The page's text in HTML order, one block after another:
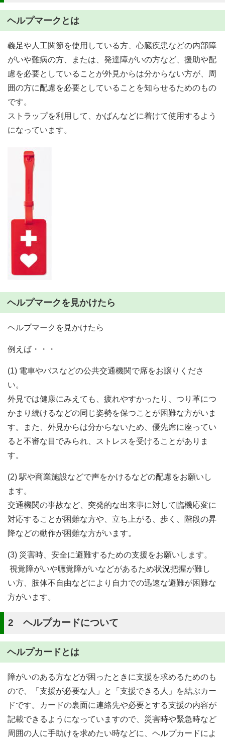
ヘルプマークとは
義足や人工関節を使用している方、心臓疾患などの内部障
がいや難病の方、または、発達障がいの方など、援助や配
慮を必要としていることが外見からは分からない方が、周
囲の方に配慮を必要としていることを知らせるためのもの
です。
ストラップを利用して、かばんなどに着けて使用するよう
になっています。
ヘルプマークを見かけたら
ヘルプマークを見かけたら
例えば・・・
(1) 電車やバスなどの公共交通機関で席をお譲りくださ
い。
外見では健康にみえても、疲れやすかったり、つり革につ
かまり続けるなどの同じ姿勢を保つことが困難な方がいま
す。また、外見からは分からないため、優先席に座ってい
ると不審な目でみられ、ストレスを受けることがありま
す。
(2) 駅や商業施設などで声をかけるなどの配慮をお願いし
ます。
交通機関の事故など、突発的な出来事に対して臨機応変に
対応することが困難な方や、立ち上がる、歩く、階段の昇
降などの動作が困難な方がいます。
(3) 災害時、安全に避難するための支援をお願いします。
視覚障がいや聴覚障がいなどがあるため状況把握が難し
い方、肢体不自由などにより自力での迅速な避難が困難な
方がいます。
2 ヘルプカードについて
ヘルプカードとは
障がいのある方などが困ったときに支援を求めるためのも
ので、「支援が必要な人」と「支援できる人」を結ぶカー
ドです。カードの裏面に連絡先や必要とする支援の内容が
記載できるようになっていますので、災害時や緊急時など
周囲の人に手助けを求めたい時などに、ヘルプカードによ